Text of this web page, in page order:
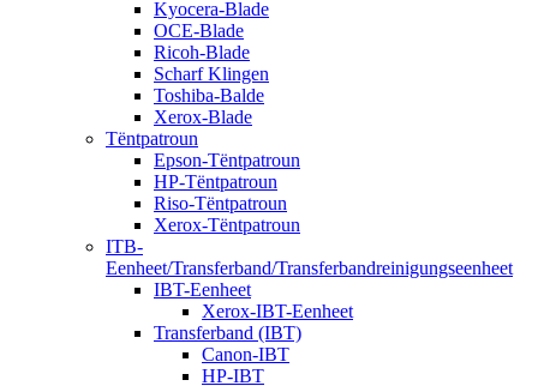
Kyocera-Blade
OCE-Blade
Ricoh-Blade
Scharf Klingen
Toshiba-Balde
Xerox-Blade
Tëntpatroun
Epson-Tëntpatroun
HP-Tëntpatroun
Riso-Tëntpatroun
Xerox-Tëntpatroun
ITB-
Eenheet/Transferband/Transferbandreinigungseenheet
IBT-Eenheet
Xerox-IBT-Eenheet
Transferband (IBT)
Canon-IBT
HP-IBT